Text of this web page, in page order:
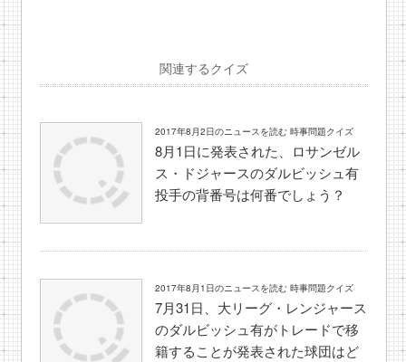
関連するクイズ
2017年8月2日のニュースを読む 時事問題クイズ
8月1日に発表された、ロサンゼル
ス・ドジャースのダルビッシュ有
投手の背番号は何番でしょう？
2017年8月1日のニュースを読む 時事問題クイズ
7月31日、大リーグ・レンジャース
のダルビッシュ有がトレードで移
籍することが発表された球団はど